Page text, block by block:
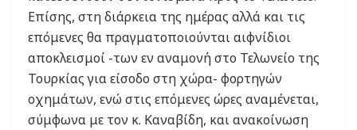
Επίσης, στη διάρκεια της ημέρας αλλά και τις
επόμενες θα πραγματοποιούνται αιφνίδιοι
αποκλεισμοί -των εν αναμονή στο Τελωνείο της
Τουρκίας για είσοδο στη χώρα- φορτηγών
οχημάτων, ενώ στις επόμενες ώρες αναμένεται,
σύμφωνα με τον κ. Καναβίδη, και ανακοίνωση